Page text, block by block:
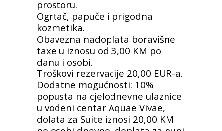
prostoru.
Ogrtač, papuče i prigodna
kozmetika.
Obavezna nadoplata boravišne
taxe u iznosu od 3,00 KM po
danu i osobi.
Troškovi rezervacije 20,00 EUR-a.
Dodatne mogućnosti: 10%
popusta na cjelodnevne ulaznice
u vodeni centar Aquae Vivae,
dolata za Suite iznosi 20,00 KM